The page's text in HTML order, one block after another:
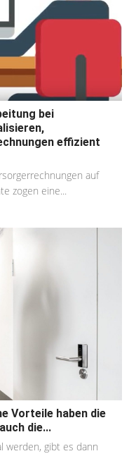
bei
effizient
auf
zogen eine...
Vorteile haben die
die...
werden, gibt es dann